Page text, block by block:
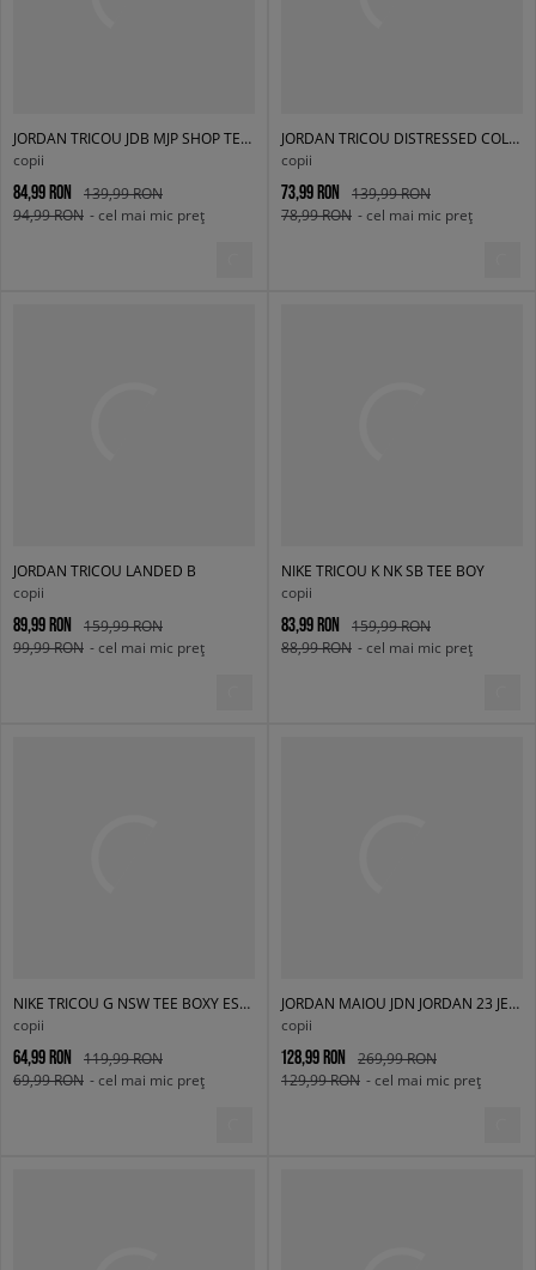
JORDAN TRICOU JDB MJP SHOP TEE SS-TEE BOY
copii
84,99 RON
139,99 RON
94,99 RON - cel mai mic preț
JORDAN TRICOU DISTRESSED COLLIGIATE G
copii
73,99 RON
139,99 RON
78,99 RON - cel mai mic preț
JORDAN TRICOU LANDED B
copii
89,99 RON
159,99 RON
99,99 RON - cel mai mic preț
NIKE TRICOU K NK SB TEE BOY
copii
83,99 RON
159,99 RON
88,99 RON - cel mai mic preț
NIKE TRICOU G NSW TEE BOXY ESSNTL LBR GIRL
copii
64,99 RON
119,99 RON
69,99 RON - cel mai mic preț
JORDAN MAIOU JDN JORDAN 23 JERSEY GIRL
copii
128,99 RON
269,99 RON
129,99 RON - cel mai mic preț